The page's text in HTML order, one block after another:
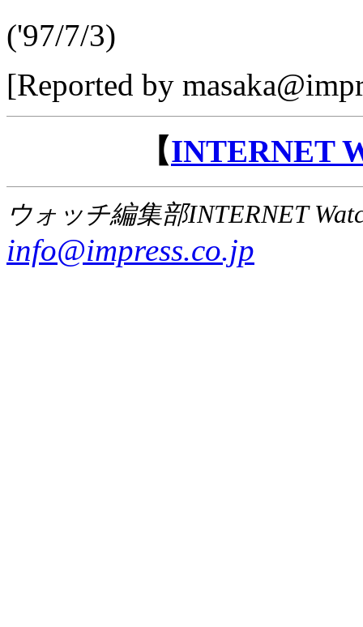
('97/7/3)
[Reported by
【INTERNET
ウォッチ編集部INTERNET
info@impress.co.jp